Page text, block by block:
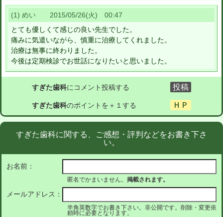
(1) めい 2015/05/26(火) 00:47
とても優しくて感じの良い先生でした。
痛みに気遣いながら、慎重に治療してくれました。
治療は無事に終わりました。
今後は定期検診でお世話になりたいと思いました。
すぎた歯科にコメント投稿する
すぎた歯科のポイントを＋１する
すぎた歯科に関する、ご感想・評判などをお書き下さ
い。
お名前：
匿名でかまいません。 掲載されます。
メールアドレス：
半角英数字でお書き下さい。非公開です。削除・変更依
頼時に必要となります。